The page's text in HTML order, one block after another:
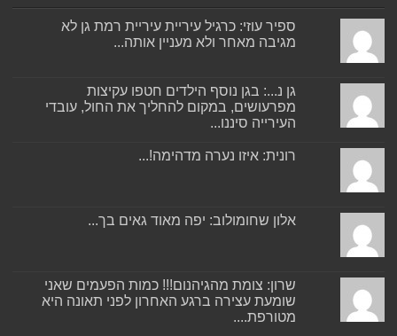
ספיר עוזי: כרגיל עיריית עיריית רמת גן לא
מגיבה מאחר ולא מעניין אותה...
גן נ...: בגן נוסף הילדים חטפו עקיצות
מפרעושים, במקום להחליך את החול, עובדי
העירייה סיננו...
רונית: איזו נערה מדהימה!...
אלון שחומולוב: יפה מאוד גאים בך...
שרון: צומת מהגיהנום!!! כמות הפעמים שאני
שומעת עצירה ברגע האחרון לפני תאונה היא
מטורפת....